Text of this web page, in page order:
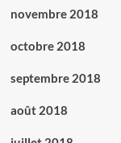
novembre 2018
octobre 2018
septembre 2018
août 2018